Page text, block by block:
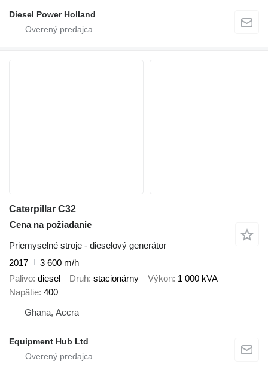
Diesel Power Holland
Caterpillar C32
Cena na požiadanie
Priemyselné stroje - dieselový generátor
2017
3 600 m/h
Palivo diesel Druh stacionárny Výkon 1 000 kVA
Napätie 400
Ghana, Accra
Equipment Hub Ltd